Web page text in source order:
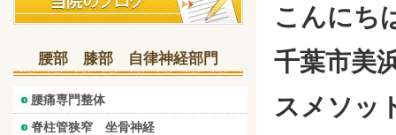
こんにち
千葉市美
スメソッ
腰部 膝部 自律神経部門
腰痛専門整体
脊柱管狭窄 坐骨神経